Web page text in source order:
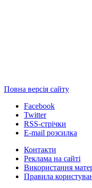
Повна версія сайту
Facebook
Twitter
RSS-стрічки
E-mail розсилка
Контакти
Реклама на сайті
Використання
Правила